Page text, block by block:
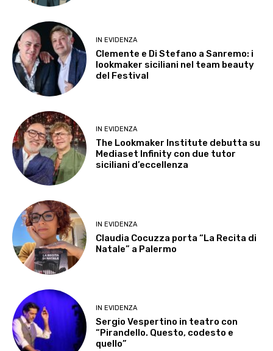
IN EVIDENZA
Clemente e Di Stefano a Sanremo: i
lookmaker siciliani nel team beauty
del Festival
IN EVIDENZA
The Lookmaker Institute debutta su
Mediaset Infinity con due tutor
siciliani d’eccellenza
IN EVIDENZA
Claudia Cocuzza porta “La Recita di
Natale” a Palermo
IN EVIDENZA
Sergio Vespertino in teatro con
“Pirandello. Questo, codesto e
quello”